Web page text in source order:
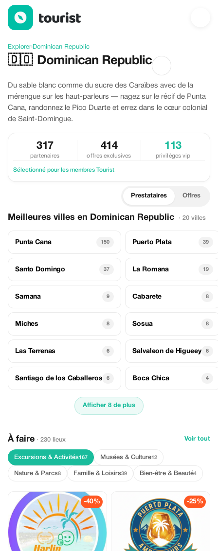
Découvrir Dominican Republic
Explorer›Dominican Republic
🇩🇴 Dominican Republic
Du sable blanc comme du sucre des Caraïbes avec de la
mérengue sur les haut-parleurs — nagez sur le récif de Punta
Cana, randonnez le Pico Duarte et errez dans le cœur colonial
de Saint-Domingue.
317
partenaires
414
offres exclusives
113
privilèges vip
Sélectionné pour les membres Tourist
Prestataires Offres
Meilleures villes en Dominican Republic · 20 villes
Punta Cana 150 Puerto Plata 39
Santo Domingo 37 La Romana 19
Samana 9 Cabarete 8
Miches 8 Sosua 8
Las Terrenas 6 Salvaleon de Higueey 6
Santiago de los Caballeros 6 Boca Chica 4
Afficher 8 de plus
À faire · 230 lieux Voir tout
Excursions & Activités167 Musées & Culture12
Nature & Parcs8 Famille & Loisirs39 Bien-être & Beauté4
-40% -25%